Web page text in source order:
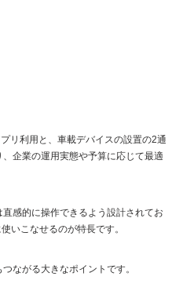
リ利用と、車載デバイスの設置の2通
企業の運用実態や予算に応じて最適
感的に操作できるよう設計されてお
いこなせるのが特長です。
ながる大きなポイントです。